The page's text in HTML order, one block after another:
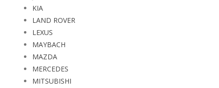
KIA
LAND ROVER
LEXUS
MAYBACH
MAZDA
MERCEDES
MITSUBISHI